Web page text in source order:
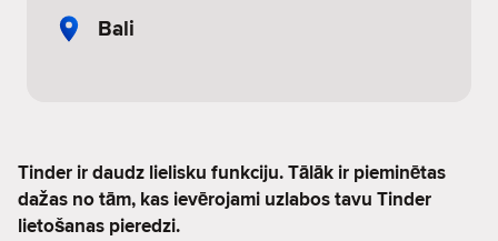
Bali
Tinder ir daudz lielisku funkciju. Tālāk ir pieminētas
dažas no tām, kas ievērojami uzlabos tavu Tinder
lietošanas pieredzi.